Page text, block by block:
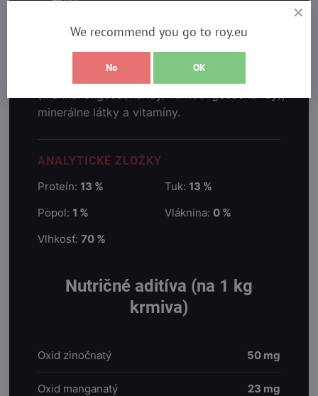
Zloženie
(mannanoligosacharidy/fruktooligosacharidy),
minerálne látky a vitamíny.
ANALYTICKÉ ZLOŽKY
Proteín: 13 % Tuk: 13 %
Popol: 1 % Vláknina: 0 %
Vlhkosť: 70 %
Nutričné aditíva (na 1 kg
krmiva)
Oxid zinočnatý 50 mg
Oxid manganatý 23 mg
We recommend you go to roy.eu
No OK